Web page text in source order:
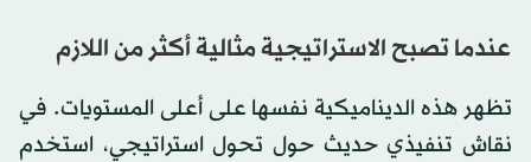
عندما تصبح الاستراتيجية مثالية أكثر من اللازم
تظهر هذه الديناميكية نفسها على أعلى المستويات. في
نقاش تنفيذي حديث حول تحول استراتيجي، استخدم